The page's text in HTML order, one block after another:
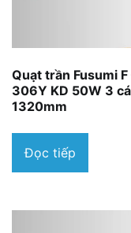
Quạt trần Fusumi F
306Y KD 50W 3
1320mm
Đọc tiếp